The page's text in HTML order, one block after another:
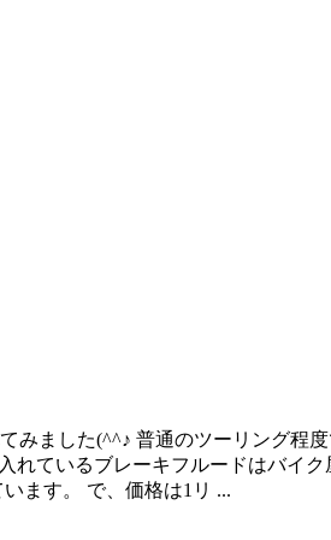
みました(^^♪ 普通のツーリング程
れているブレーキフルードはバイク
ます。 で、価格は1リ ...